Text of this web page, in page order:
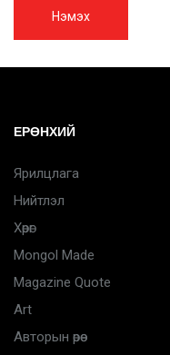
Нэмэх
ЕРӨНХИЙ
Ярилцлага
Нийтлэл
Хөрөг
Mongol Made
Magazine Quote
Art
Авторын өрөө